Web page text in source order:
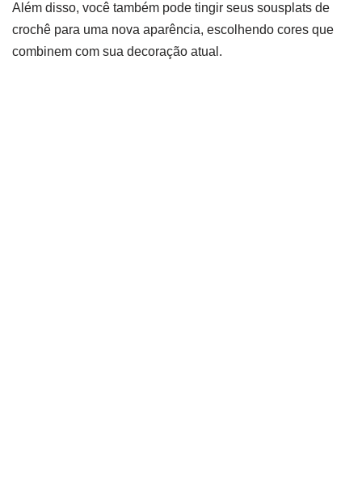
Além disso, você também pode tingir seus sousplats de
crochê para uma nova aparência, escolhendo cores que
combinem com sua decoração atual.